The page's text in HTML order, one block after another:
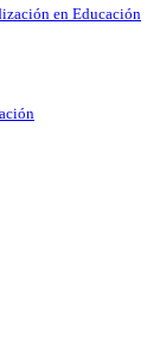
en Educación